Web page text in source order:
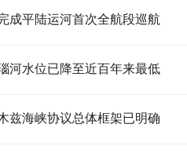
成平陆运河首次全航段巡航
河水位已降至近百年来最低
兹海峡协议总体框架已明确